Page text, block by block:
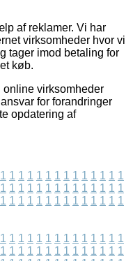
af reklamer. Vi har
virksomheder hvor vi
tager imod betaling for
køb.
online virksomheder
for forandringer
opdatering af
1 1 1 1 1 1 1 1 1 1 1 1 1 1
1 1 1 1 1 1 1 1 1 1 1 1 1 1
1 1 1 1 1 1 1 1 1 1 1 1 1 1
1 1 1 1 1 1 1 1 1 1 1 1 1 1
1 1 1 1 1 1 1 1 1 1 1 1 1 1